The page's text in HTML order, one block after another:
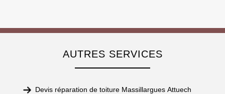
AUTRES SERVICES
Devis réparation de toiture Massillargues Attuech